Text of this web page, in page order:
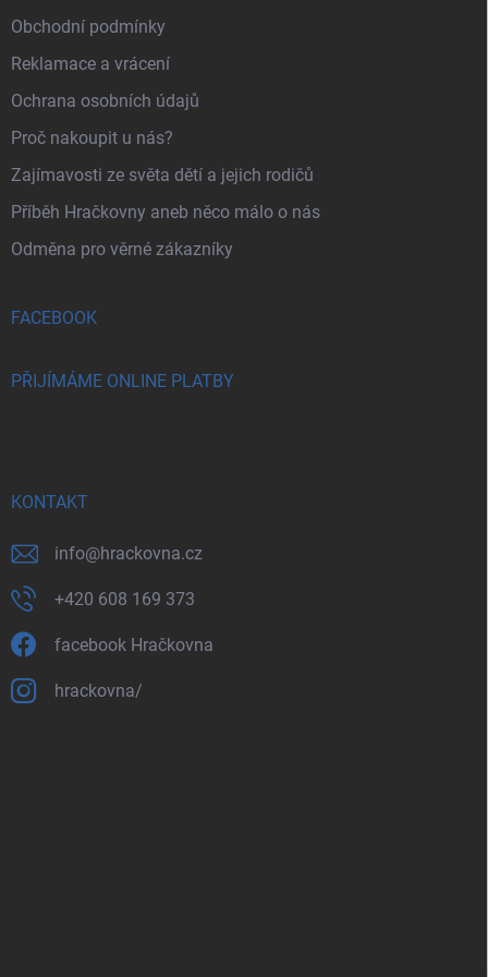
Obchodní podmínky
Reklamace a vrácení
Ochrana osobních údajů
Proč nakoupit u nás?
Zajímavosti ze světa dětí a jejich rodičů
Příběh Hračkovny aneb něco málo o nás
Odměna pro věrné zákazníky
FACEBOOK
PŘIJÍMÁME ONLINE PLATBY
KONTAKT
info@hrackovna.cz
+420 608 169 373
facebook Hračkovna
hrackovna/